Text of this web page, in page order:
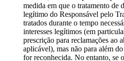
medida em que o tratamento de
legítimo do Responsável pelo
tratados durante o tempo
interesses legítimos (em
prescrição para reclamações ao
aplicável), mas não para além
for reconhecida. No entanto, se